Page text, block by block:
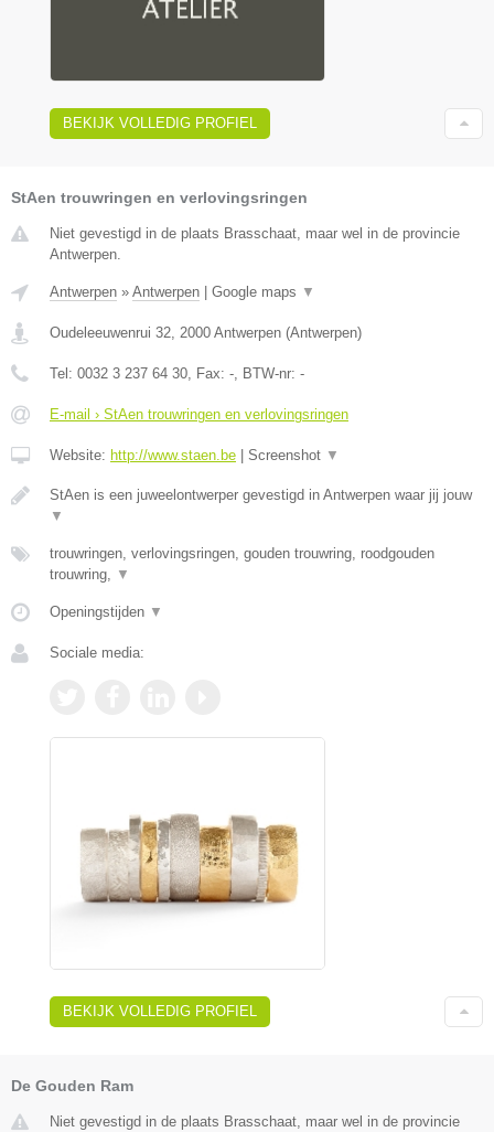
BEKIJK VOLLEDIG PROFIEL
StAen trouwringen en verlovingsringen
Niet gevestigd in de plaats Brasschaat, maar wel in de provincie
Antwerpen.
Antwerpen » Antwerpen Google maps ▼
Oudeleeuwenrui 32, 2000 Antwerpen (Antwerpen)
Tel: 0032 3 237 64 30, Fax: -, BTW-nr: -
E-mail › StAen trouwringen en verlovingsringen
Website: http://www.staen.be Screenshot ▼
StAen is een juweelontwerper gevestigd in Antwerpen waar jij jouw
▼
trouwringen, verlovingsringen, gouden trouwring, roodgouden
trouwring, ▼
Openingstijden ▼
Sociale media:
BEKIJK VOLLEDIG PROFIEL
De Gouden Ram
Niet gevestigd in de plaats Brasschaat, maar wel in de provincie